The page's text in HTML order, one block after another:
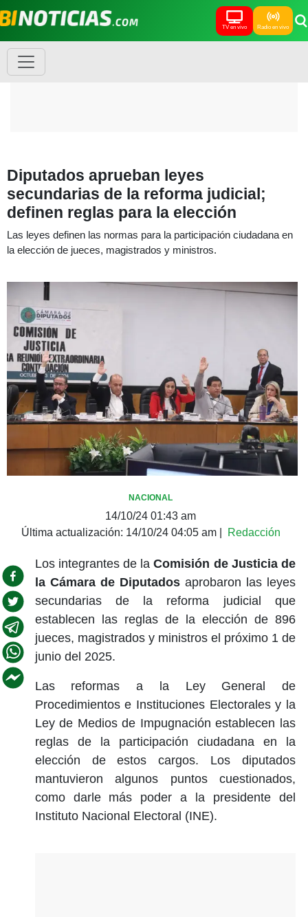
TV en vivo Radio en vivo
Diputados aprueban leyes
secundarias de la reforma judicial;
definen reglas para la elección
Las leyes definen las normas para la participación ciudadana en
la elección de jueces, magistrados y ministros.
NACIONAL
14/10/24 01:43 am
Última actualización: 14/10/24 04:05 am| Redacción
Los integrantes de laComisión de Justicia de
la Cámara de Diputados aprobaron las leyes
secundarias de la reforma judicial que
establecen las reglas de la elección de 896
jueces, magistrados y ministros el próximo 1 de
junio del 2025.
Las reformas a la Ley General de
Procedimientos e Instituciones Electorales y la
Ley de Medios de Impugnación establecen las
reglas de la participación ciudadana en la
elección de estos cargos. Los diputados
mantuvieron algunos puntos cuestionados,
como darle más poder a la presidente del
Instituto Nacional Electoral (INE).